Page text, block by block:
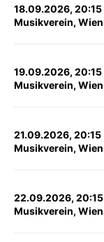
18.09.2026, 20:15
Musikverein, Wien
19.09.2026, 20:15
Musikverein, Wien
21.09.2026, 20:15
Musikverein, Wien
22.09.2026, 20:15
Musikverein, Wien